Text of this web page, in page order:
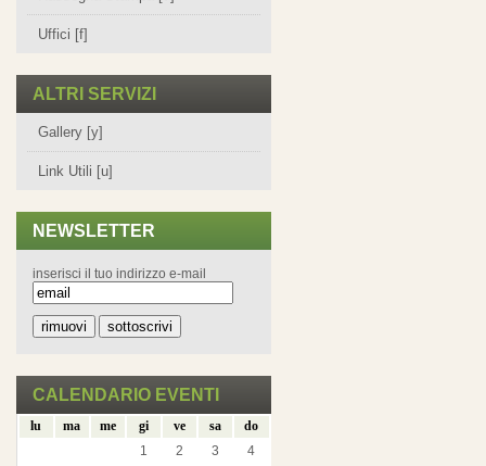
Uffici [f]
ALTRI SERVIZI
Gallery [y]
Link Utili [u]
NEWSLETTER
inserisci il tuo indirizzo e-mail
CALENDARIO EVENTI
lu ma me gi ve sa
do
1
2 3
4